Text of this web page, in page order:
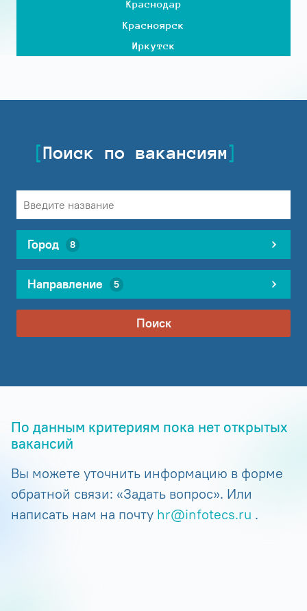
Краснодар
Красноярск
Иркутск
Поиск по вакансиям
Город 8
Направление 5
Поиск
По данным критериям пока нет открытых
вакансий
Вы можете уточнить информацию в форме
обратной связи: «Задать вопрос». Или
написать нам на почту hr@infotecs.ru .